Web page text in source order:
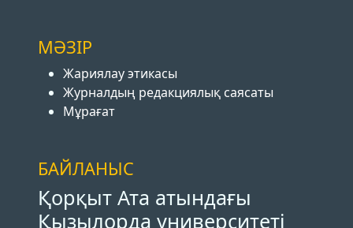
МӘЗІР
Жариялау этикасы
Журналдың редакциялық саясаты
Мұрағат
БАЙЛАНЫС
Қорқыт Ата атындағы
Қызылорда университеті